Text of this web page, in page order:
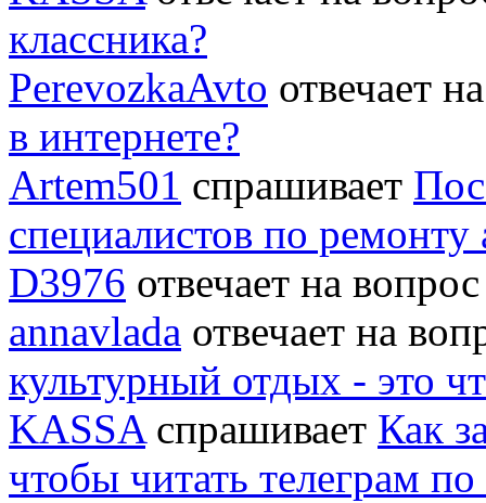
классника?
PerevozkaAvto отвечает
в интернете?
Artem501 спрашивает
специалистов по
D3976 отвечает на
annavlada отвечает на
культурный отдых - это
KASSA спрашивает Как
чтобы читать телеграм